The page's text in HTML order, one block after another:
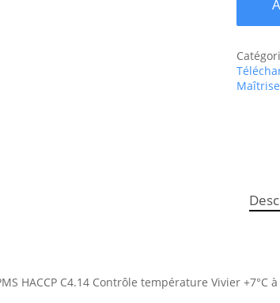
HACCP C4.14 Contrôle température Vivier +7°C à